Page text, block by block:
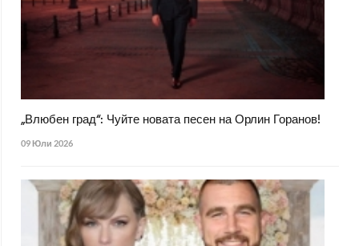
„Влюбен град“: Чуйте новата песен на Орлин Горанов!
09 Юли 2026